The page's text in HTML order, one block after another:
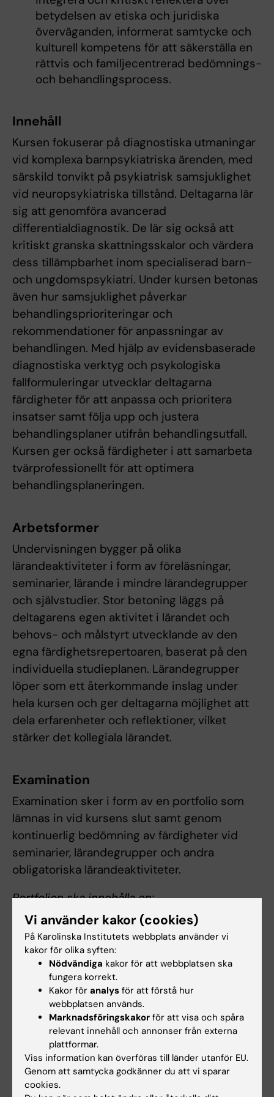
betydelsen av etiska och juridiska
överväganden, informerat samtycke och
kulturell kompetens för att säkerställa en
rättvis och familjecentrerad bedömnings-
och behandlingsprocess.
Innehåll
Kursen fokuserar på diagnostiska utmaningar
vid komplexa barnpsykiatriska ärenden, med
särskild tonvikt på psykiatrisk samsjuklighet
vid neuropsykiatriska tillstånd. Deltagarna lär
sig att genomföra avancerad
differentialdiagnostik. De lär sig också att
kritiskt granska skattningsskalor och värdera
dess tillämpbarhet inom specialiserad barn-
och ungdomspsykiatri. Under kursen betonas
även hur samsjuklighet påverkar
behandlingsprioriteringar och
rekommendationer för anpassningar av
behandlingen. Med hjälp av evidensbaserade
diagnostiska verktyg och psykologiska
fallformuleringar utvecklar deltagarna
färdigheter för att anpassa och prioritera
insatser samt följa upp och justera
behandlingsplaner utifrån behandlingsutfall.
Kursen ger också färdigheter i att samarbeta
tvärprofessionellt för att optimera
behandlingsplaneringen.
Arbetsformer
Undervisningen bygger på olika
lärandeaktiviteter i form av föreläsningar,
seminarier, lärande i mindre lärandegrupper
och självstudier. Stor betoning läggs på
deltagarens egen aktivitet i lärandet och
behovs- och målstyrt utvecklande av den
egna färdighetsrepertoaren, baserat på den
individuella studieplanen. Lärandegrupper
löper som ett återkommande inslag under
hela kursen och ger deltagarna möjlighet att
dela erfarenheter och reflektioner, vilket
stärker det kollegiala lärandet.
Examination
Examination sker i form av en portfolio som
lämnas in vid kursens slut samt genom
kontinuerlig bedömning av färdigheter vid
seminarier, lärandegrupper och andra
obligatoriska lärandeaktiviteter.
Portfolion ska innehålla en:
muntlig presentation av genomförd
klinisk intervju
reflektion kring de egna lärandemålens
uppfyllelse
fallformulering enligt evidensbaserade
principer innehållande strukturerad
psykometrisk bedömning av instrument,
resonemang om avancerad
differentialdiagnostik, uppkomst och
vidmakthållande, individualiserad
behandlingsplanering, samt reflektion av
Vi använder kakor (cookies)
På Karolinska Institutets webbplats använder vi
kakor för olika syften:
Nödvändiga kakor för att webbplatsen ska
fungera korrekt.
Kakor för analys för att förstå hur
webbplatsen används.
Marknadsföringskakor för att visa och spåra
relevant innehåll och annonser från externa
plattformar.
Viss information kan överföras till länder utanför EU.
Genom att samtycka godkänner du att vi sparar
cookies.